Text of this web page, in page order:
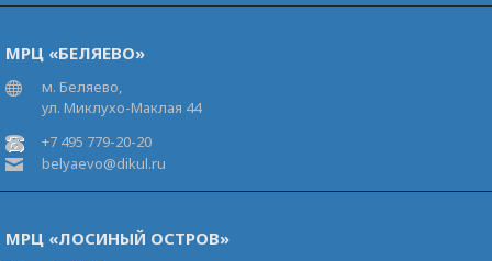
МРЦ «БЕЛЯЕВО»
м. Беляево,
ул. Миклухо-Маклая 44
+7 495 779-20-20
belyaevo@dikul.ru
МРЦ «ЛОСИНЫЙ ОСТРОВ»